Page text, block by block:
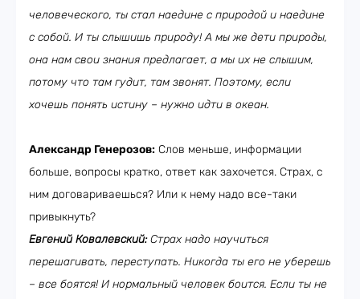
человеческого, ты стал наедине с природой и наедине
с собой. И ты слышишь природу! А мы же дети природы,
она нам свои знания предлагает, а мы их не слышим,
потому что там гудит, там звонят. Поэтому, если
хочешь понять истину – нужно идти в океан.
Александр Генерозов: Слов меньше, информации
больше, вопросы кратко, ответ как захочется. Страх, с
ним договариваешься? Или к нему надо все-таки
привыкнуть?
Евгений Ковалевский:Страх надо научиться
перешагивать, переступать. Никогда ты его не уберешь
– все боятся! И нормальный человек боится. Если ты не